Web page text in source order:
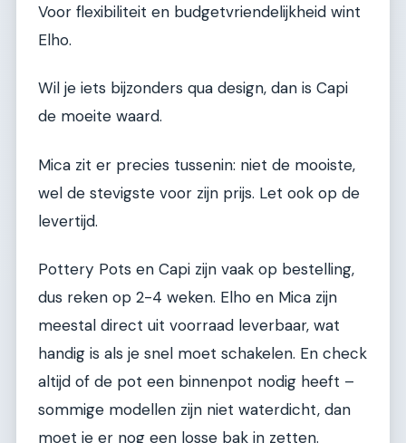
Voor flexibiliteit en budgetvriendelijkheid wint
Elho.
Wil je iets bijzonders qua design, dan is Capi
de moeite waard.
Mica zit er precies tussenin: niet de mooiste,
wel de stevigste voor zijn prijs. Let ook op de
levertijd.
Pottery Pots en Capi zijn vaak op bestelling,
dus reken op 2-4 weken. Elho en Mica zijn
meestal direct uit voorraad leverbaar, wat
handig is als je snel moet schakelen. En check
altijd of de pot een binnenpot nodig heeft –
sommige modellen zijn niet waterdicht, dan
moet je er nog een losse bak in zetten.